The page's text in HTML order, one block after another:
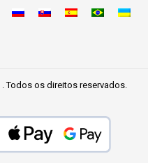
. Todos os direitos reservados.